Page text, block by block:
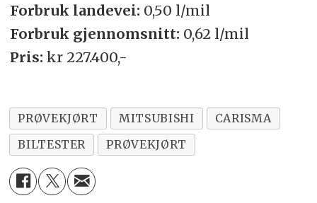
Forbruk landevei: 0,50 l/mil
Forbruk gjennomsnitt: 0,62 l/mil
Pris: kr 227.400,-
PRØVEKJØRT MITSUBISHI
CARISMA
BILTESTER
PRØVEKJØRT